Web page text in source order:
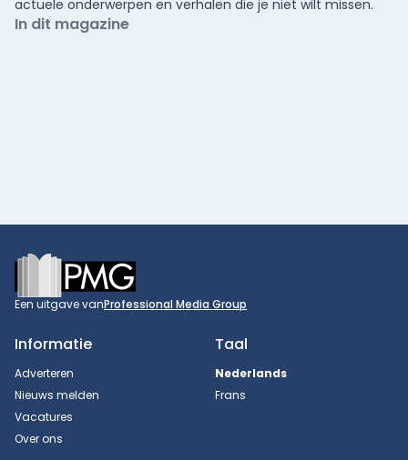
actuele onderwerpen en verhalen die je niet wilt missen.
In dit magazine
Footer
Een uitgave vanProfessional Media Group
Informatie
Adverteren
Nieuws melden
Vacatures
Over ons
Taal
Nederlands
Frans